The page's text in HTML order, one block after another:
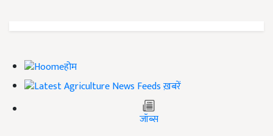
होम
ख़बरें
जॉब्स